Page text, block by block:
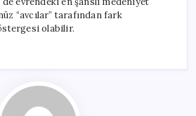
“avcılar” tarafından fark
olabilir.